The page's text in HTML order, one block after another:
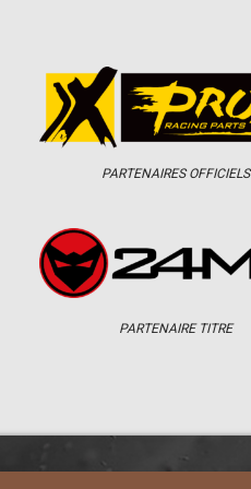
PARTENAIRES OFFICIELS
PARTENAIRE TITRE